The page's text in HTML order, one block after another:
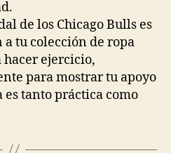
de los Chicago Bulls es
tu colección de ropa
hacer ejercicio,
para mostrar tu apoyo
tanto práctica como